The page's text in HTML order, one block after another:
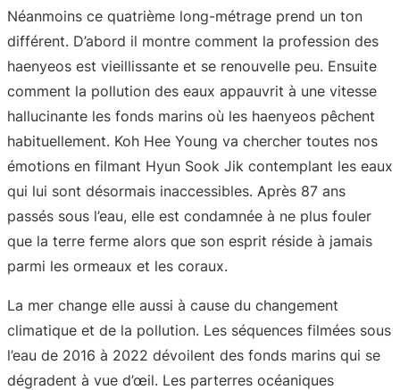
Néanmoins ce quatrième long-métrage prend un ton
différent. D’abord il montre comment la profession des
haenyeos est vieillissante et se renouvelle peu. Ensuite
comment la pollution des eaux appauvrit à une vitesse
hallucinante les fonds marins où les haenyeos pêchent
habituellement. Koh Hee Young va chercher toutes nos
émotions en filmant Hyun Sook Jik contemplant les eaux
qui lui sont désormais inaccessibles. Après 87 ans
passés sous l’eau, elle est condamnée à ne plus fouler
que la terre ferme alors que son esprit réside à jamais
parmi les ormeaux et les coraux.
La mer change elle aussi à cause du changement
climatique et de la pollution. Les séquences filmées sous
l’eau de 2016 à 2022 dévoilent des fonds marins qui se
dégradent à vue d’œil. Les parterres océaniques